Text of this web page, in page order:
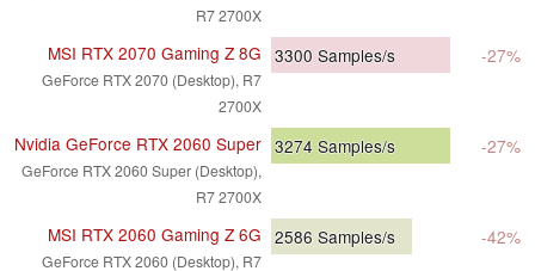
R7 2700X
MSI RTX 2070 Gaming Z 8G
GeForce RTX 2070 (Desktop), R7
2700X
3300 Samples/s -27%
Nvidia GeForce RTX 2060 Super
GeForce RTX 2060 Super (Desktop),
R7 2700X
3274 Samples/s -27%
MSI RTX 2060 Gaming Z 6G
GeForce RTX 2060 (Desktop), R7
2586 Samples/s -42%